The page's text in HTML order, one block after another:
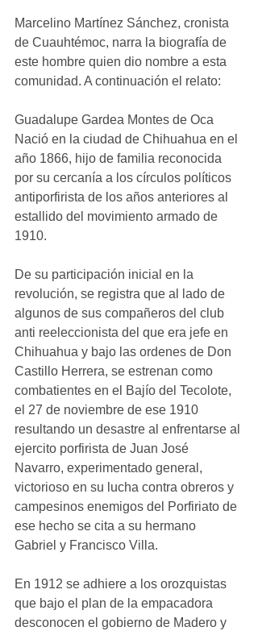
Marcelino Martínez Sánchez, cronista
de Cuauhtémoc, narra la biografía de
este hombre quien dio nombre a esta
comunidad. A continuación el relato:
Guadalupe Gardea Montes de Oca
Nació en la ciudad de Chihuahua en el
año 1866, hijo de familia reconocida
por su cercanía a los círculos políticos
antiporfirista de los años anteriores al
estallido del movimiento armado de
1910.
De su participación inicial en la
revolución, se registra que al lado de
algunos de sus compañeros del club
anti reeleccionista del que era jefe en
Chihuahua y bajo las ordenes de Don
Castillo Herrera, se estrenan como
combatientes en el Bajío del Tecolote,
el 27 de noviembre de ese 1910
resultando un desastre al enfrentarse al
ejercito porfirista de Juan José
Navarro, experimentado general,
victorioso en su lucha contra obreros y
campesinos enemigos del Porfiriato de
ese hecho se cita a su hermano
Gabriel y Francisco Villa.
En 1912 se adhiere a los orozquistas
que bajo el plan de la empacadora
desconocen el gobierno de Madero y